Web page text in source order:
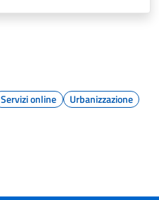
Servizi online Urbanizzazione